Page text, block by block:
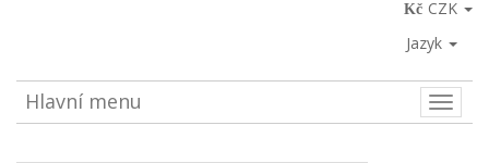
CZK
Jazyk
Toggle
Hlavní menu